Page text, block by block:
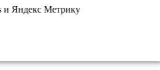
и Яндекс Метрику